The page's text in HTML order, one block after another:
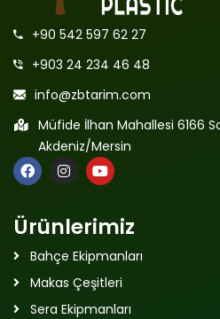
+90 542 597 62 27
+903 24 234 46 48
info@zbtarim.com
Müfide İlhan Mahallesi 6166
Akdeniz/Mersin
Ürünlerimiz
Bahçe Ekipmanları
Makas Çeşitleri
Sera Ekipmanları